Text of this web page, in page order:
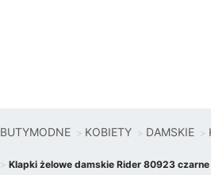
BUTYMODNE KOBIETY DAMSKIE
Klapki żelowe damskie Rider 80923